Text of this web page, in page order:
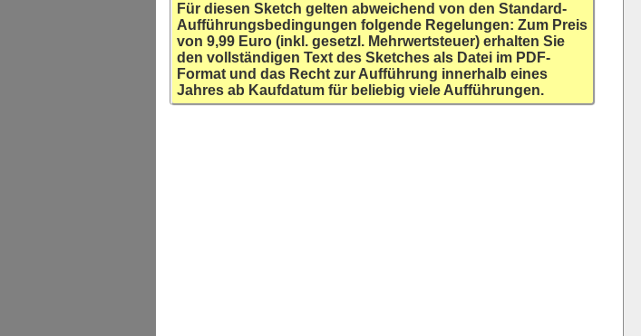
Für diesen Sketch gelten abweichend von den Standard-
Aufführungsbedingungen folgende Regelungen: Zum Preis
von 9,99 Euro (inkl. gesetzl. Mehrwertsteuer) erhalten Sie
den vollständigen Text des Sketches als Datei im PDF-
Format und das Recht zur Aufführung innerhalb eines
Jahres ab Kaufdatum für beliebig viele Aufführungen.